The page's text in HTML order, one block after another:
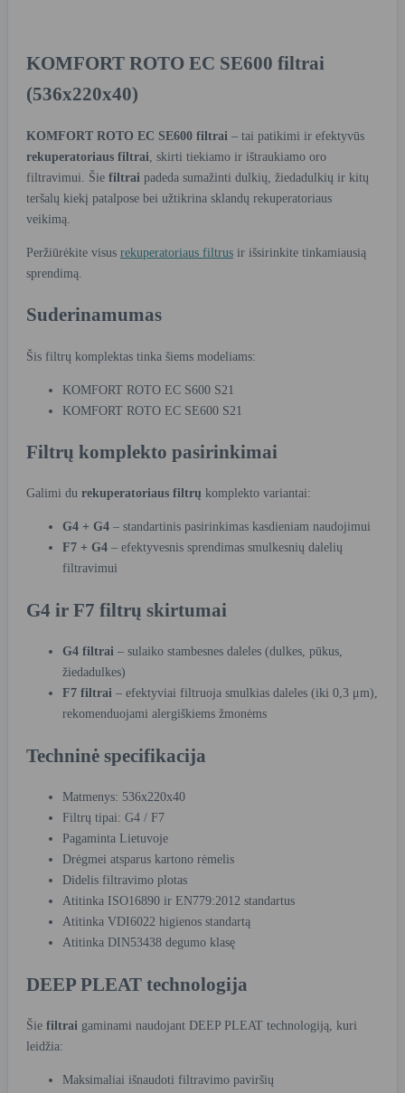
KOMFORT ROTO EC SE600 filtrai
(536x220x40)
KOMFORT ROTO EC SE600 filtrai – tai patikimi ir efektyvūs
rekuperatoriaus filtrai , skirti tiekiamo ir ištraukiamo oro
filtravimui. Šie filtrai padeda sumažinti dulkių, žiedadulkių ir kitų
teršalų kiekį patalpose bei užtikrina sklandų rekuperatoriaus
veikimą.
Peržiūrėkite visus rekuperatoriaus filtrus ir išsirinkite tinkamiausią
sprendimą.
Suderinamumas
Šis filtrų komplektas tinka šiems modeliams:
KOMFORT ROTO EC S600 S21
KOMFORT ROTO EC SE600 S21
Filtrų komplekto pasirinkimai
Galimi du rekuperatoriaus filtrų komplekto variantai:
G4 + G4 – standartinis pasirinkimas kasdieniam naudojimui
F7 + G4 – efektyvesnis sprendimas smulkesnių dalelių
filtravimui
G4 ir F7 filtrų skirtumai
G4 filtrai – sulaiko stambesnes daleles (dulkes, pūkus,
žiedadulkes)
F7 filtrai – efektyviai filtruoja smulkias daleles (iki 0,3 μm),
rekomenduojami alergiškiems žmonėms
Techninė specifikacija
Matmenys: 536x220x40
Filtrų tipai: G4 / F7
Pagaminta Lietuvoje
Drėgmei atsparus kartono rėmelis
Didelis filtravimo plotas
Atitinka ISO16890 ir EN779:2012 standartus
Atitinka VDI6022 higienos standartą
Atitinka DIN53438 degumo klasę
DEEP PLEAT technologija
Šie filtrai gaminami naudojant DEEP PLEAT technologiją, kuri
leidžia:
Maksimaliai išnaudoti filtravimo paviršių